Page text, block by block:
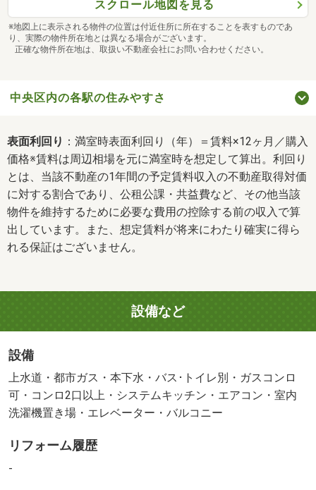
スクロール地図を見る
※地図上に表示される物件の位置は付近住所に所在することを表すものであ
り、実際の物件所在地とは異なる場合がございます。
正確な物件所在地は、取扱い不動産会社にお問い合わせください。
中央区内の各駅の住みやすさ
表面利回り ：満室時表面利回り（年）＝賃料×12ヶ月／購入
価格※賃料は周辺相場を元に満室時を想定して算出。利回り
とは、当該不動産の1年間の予定賃料収入の不動産取得対価
に対する割合であり、公租公課・共益費など、その他当該
物件を維持するために必要な費用の控除する前の収入で算
出しています。また、想定賃料が将来にわたり確実に得ら
れる保証はございません。
設備など
設備
上水道・都市ガス・本下水・バス･トイレ別・ガスコンロ
可・コンロ2口以上・システムキッチン・エアコン・室内
洗濯機置き場・エレベーター・バルコニー
リフォーム履歴
-